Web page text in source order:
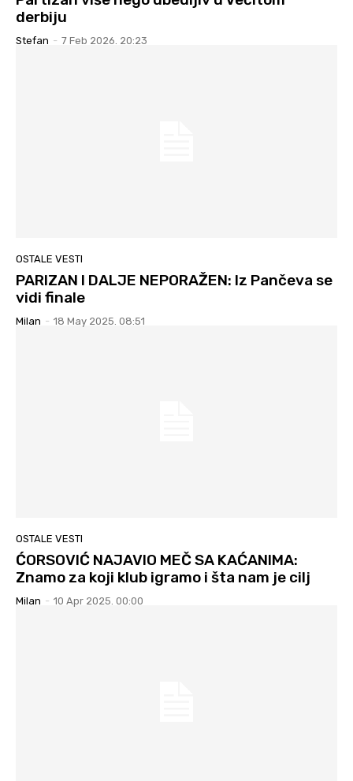
derbiju
Stefan - 7 Feb 2026. 20:23
OSTALE VESTI
PARIZAN I DALJE NEPORAŽEN: Iz Pančeva se
vidi finale
Milan - 18 May 2025. 08:51
OSTALE VESTI
ĆORSOVIĆ NAJAVIO MEČ SA KAĆANIMA:
Znamo za koji klub igramo i šta nam je cilj
Milan - 10 Apr 2025. 00:00